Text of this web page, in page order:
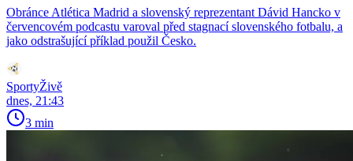
Obránce Atlética Madrid a slovenský reprezentant Dávid Hancko v
červencovém podcastu varoval před stagnací slovenského fotbalu, a
jako odstrašující příklad použil Česko.
SportyŽivě
dnes, 21:43
3 min